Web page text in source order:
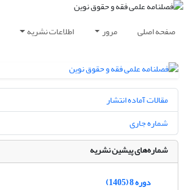
صفحه اصلی مرور اطلاعات نشریه
مقالات آماده انتشار
شماره جاری
شماره‌های پیشین نشریه
دوره 8 (1405)